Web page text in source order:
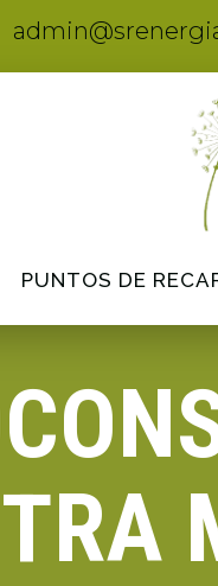
PUNTOS DE